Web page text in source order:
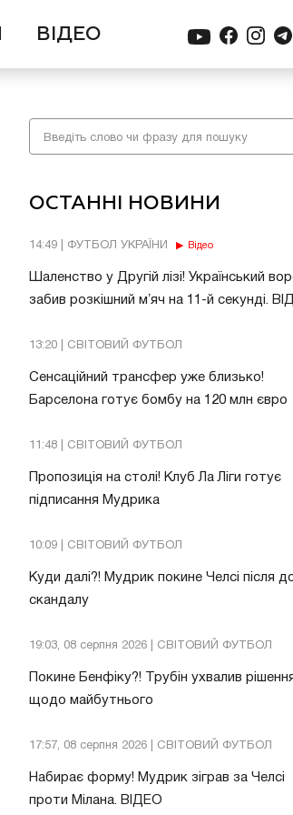
ВІДЕО
ОСТАННІ НОВИНИ
14:49 | ФУТБОЛ УКРАЇНИ Відео
Шаленство у Другій лізі! Український
забив розкішний мʼяч на 11-й секунді.
13:20 | СВІТОВИЙ ФУТБОЛ
Сенсаційний трансфер уже близько!
Барселона готує бомбу на 120 млн євро
11:48 | СВІТОВИЙ ФУТБОЛ
Пропозиція на столі! Клуб Ла Ліги готує
підписання Мудрика
10:09 | СВІТОВИЙ ФУТБОЛ
Куди далі?! Мудрик покине Челсі після
скандалу
19:03, 08 серпня 2026 | СВІТОВИЙ ФУТБОЛ
Покине Бенфіку?! Трубін ухвалив
щодо майбутнього
17:57, 08 серпня 2026 | СВІТОВИЙ ФУТБОЛ
Набирає форму! Мудрик зіграв за Челсі
проти Мілана. ВІДЕО